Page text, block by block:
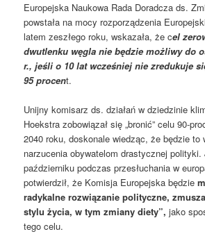
Europejska Naukowa Rada Doradcza ds.
powstała na mocy rozporządzenia
latem zeszłego roku, wskazała, że cel
dwutlenku węgla nie będzie możliwy do
r., jeśli o 10 lat wcześniej nie zredukuje
95 procent.
Unijny komisarz ds. działań w dziedzinie
Hoekstra zobowiązał się „bronić” celu 90-
2040 roku, doskonale wiedząc, że będzie to
narzucenia obywatelom drastycznej
październiku podczas przesłuchania w
potwierdził, że Komisja Europejska będzie
radykalne rozwiązanie polityczne,
stylu życia, w tym zmiany diety”,jako
tego celu.